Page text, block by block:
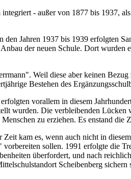
- außer von 1877 bis 1937,
Jahren 1937 bis 1939 erfolgten
der neuen Schule. Dort
Weil diese aber keinen
Bestehen des
vorallem in diesem
wurden. Die verbleibenden
zu erziehen. Es enstand die
kam es, wenn auch nicht in
sollen. 1991 erfolgte die
überfordert, und nach
Scheibenberg